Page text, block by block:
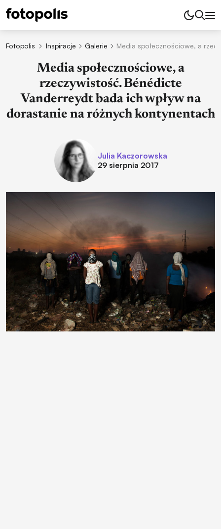
Fotopolis Inspiracje Galerie Media społecznościowe, a
Media społecznościowe, a
rzeczywistość. Bénédicte
Vanderreydt bada ich wpływ na
dorastanie na różnych kontynentach
Julia Kaczorowska
29 sierpnia 2017